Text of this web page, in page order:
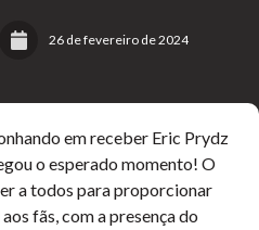
26 de fevereiro de 2024
em receber Eric Prydz
o esperado momento! O
a todos para proporcionar
fãs, com a presença do